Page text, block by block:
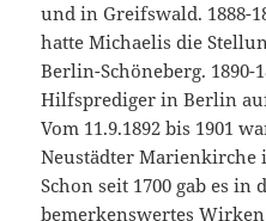
und in Greifswald. 1888-
hatte Michaelis die
Berlin-Schöneberg. 1890-
Hilfsprediger in Berlin
Vom 11.9.1892 bis 1901
Neustädter Marienkirche
Schon seit 1700 gab es in
bemerkenswertes